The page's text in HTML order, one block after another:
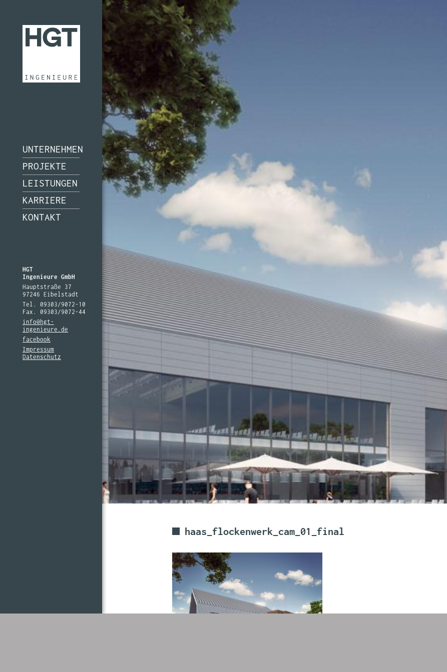
UNTERNEHMEN
PROJEKTE
LEISTUNGEN
KARRIERE
KONTAKT
HGT
Ingenieure GmbH
Hauptstraße 37
97246 Eibelstadt
Tel. 09303/9072-10
Fax. 09303/9072-44
info@hgt-
ingenieure.de
facebook
Impressum
Datenschutz
haas_flockenwerk_cam_01_final